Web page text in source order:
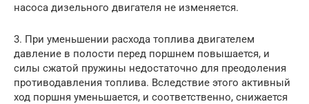
насоса дизельного двигателя не изменяется.
3. При уменьшении расхода топлива двигателем
давление в полости перед поршнем повышается, и
силы сжатой пружины недостаточно для преодоления
противодавления топлива. Вследствие этого активный
ход поршня уменьшается, и соответственно, снижается